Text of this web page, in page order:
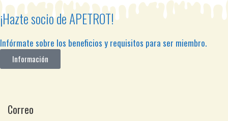
¡Hazte socio de APETROT!
Infórmate sobre los beneficios y requisitos para ser miembro.
Información
Correo